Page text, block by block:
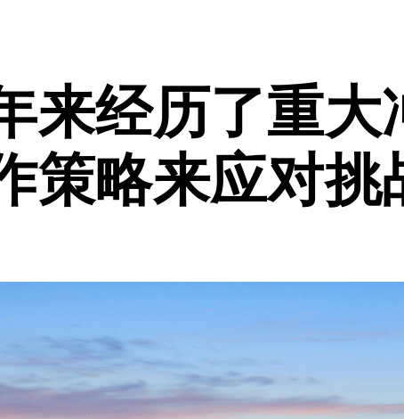
来经历了重大
策略来应对挑